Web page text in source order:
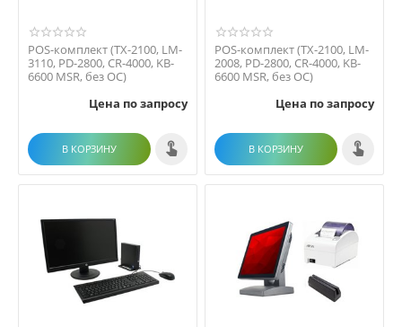
POS-комплект (TX-2100, LM-
3110, PD-2800, CR-4000, KB-
6600 MSR, без ОС)
Цена по запросу
В КОРЗИНУ
POS-комплект (TX-2100, LM-
2008, PD-2800, CR-4000, KB-
6600 MSR, без ОС)
Цена по запросу
В КОРЗИНУ